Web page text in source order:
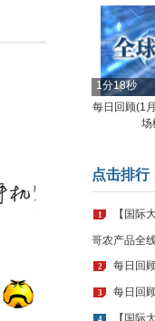
1分18秒
每日回顾(1
场
点击排行
1 【国际
哥农产品全
2 每日回
3 每日回
4 【国际